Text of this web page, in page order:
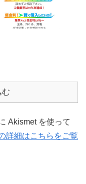
む
Akismet を使って
詳細はこちらをご覧